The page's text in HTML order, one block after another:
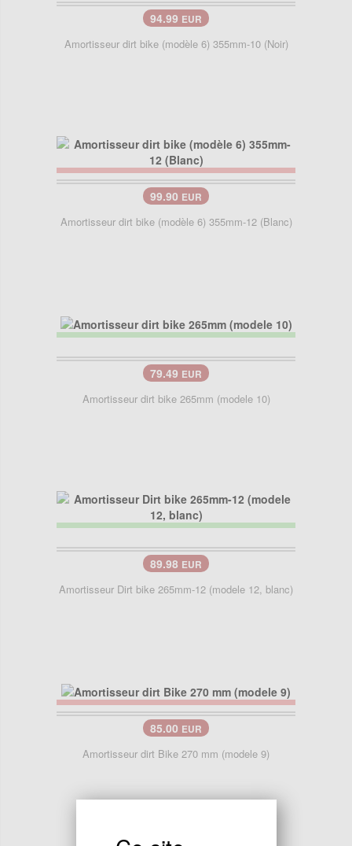
94.99 EUR
Amortisseur dirt bike (modèle 6) 355mm-10 (Noir)
99.90 EUR
Amortisseur dirt bike (modèle 6) 355mm-12 (Blanc)
79.49 EUR
Amortisseur dirt bike 265mm (modele 10)
89.98 EUR
Amortisseur Dirt bike 265mm-12 (modele 12, blanc)
85.00 EUR
Amortisseur dirt Bike 270 mm (modele 9)